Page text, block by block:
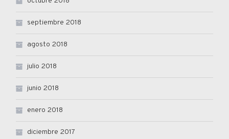
septiembre 2018
agosto 2018
julio 2018
junio 2018
enero 2018
diciembre 2017